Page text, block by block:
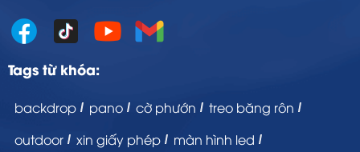
Tags từ khóa:
backdrop pano cờ phướn
treo băng rôn
outdoor
xin giấy phép
màn hình led